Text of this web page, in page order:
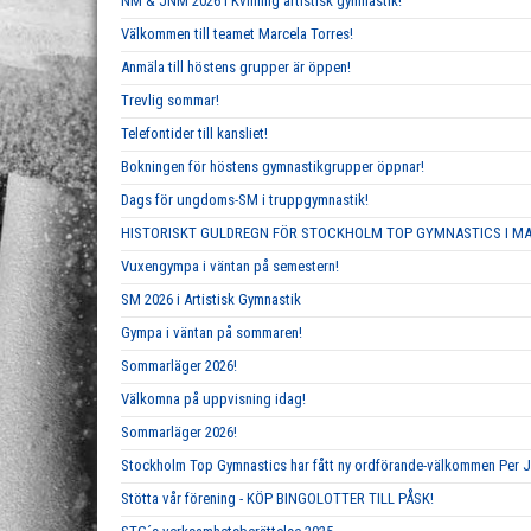
Välkommen till teamet Marcela Torres!
Anmäla till höstens grupper är öppen!
Trevlig sommar!
Telefontider till kansliet!
Bokningen för höstens gymnastikgrupper öppnar!
Dags för ungdoms-SM i truppgymnastik!
HISTORISKT GULDREGN FÖR STOCKHOLM TOP GYMNASTICS I
Vuxengympa i väntan på semestern!
SM 2026 i Artistisk Gymnastik
Gympa i väntan på sommaren!
Sommarläger 2026!
Välkomna på uppvisning idag!
Sommarläger 2026!
Stockholm Top Gymnastics har fått ny ordförande-välkommen Per
Stötta vår förening - KÖP BINGOLOTTER TILL PÅSK!